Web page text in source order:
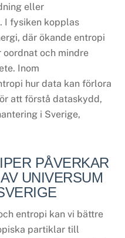
eller
I fysiken kopplas
där ökande entropi
och mindre
Inom
hur data kan förlora
att förstå dataskydd,
i Sverige,
PÅVERKAR
UNIVERSUM
entropi kan vi bättre
partiklar till